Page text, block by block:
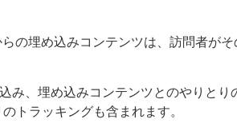
の埋め込みコンテンツは、訪問者がそ
み、埋め込みコンテンツとのやりとり
トラッキングも含まれます。